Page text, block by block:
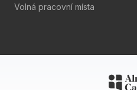
Volná pracovní místa